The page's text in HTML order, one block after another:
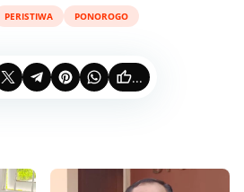
PERISTIWA PONOROGO
...